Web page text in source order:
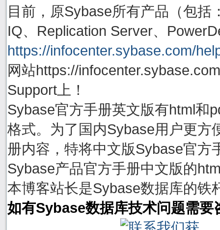
目前，原Sybase所有产品（包
IQ、Replication Server、
https://infocenter.sybase.com/
网站https://
Support上！
Sybase官方手册英文版有html和
格式。为了国内Sybase用户更方
册内容，特将中文版Sybase官方
Sybase产品官方手册中文版的
本博客站长是Sybase数据库的铁
如有Sybase数据库技术问题需要